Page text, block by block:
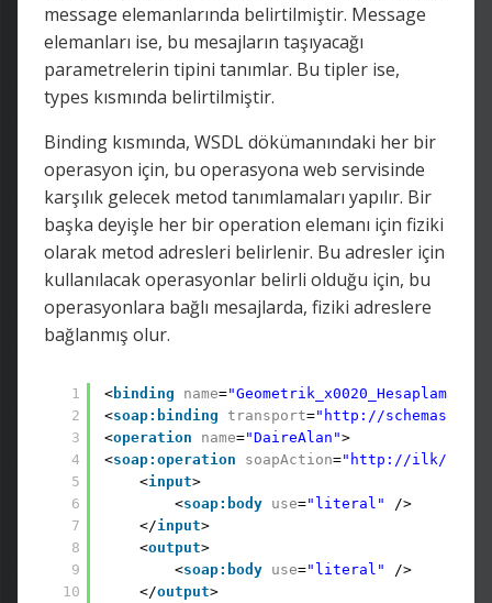
message elemanlarında belirtilmiştir. Message
elemanları ise, bu mesajların taşıyacağı
parametrelerin tipini tanımlar. Bu tipler ise,
types kısmında belirtilmiştir.
Binding kısmında, WSDL dökümanındaki her bir
operasyon için, bu operasyona web servisinde
karşılık gelecek metod tanımlamaları yapılır. Bir
başka deyişle her bir operation elemanı için fiziki
olarak metod adresleri belirlenir. Bu adresler için
kullanılacak operasyonlar belirli olduğu için, bu
operasyonlara bağlı mesajlarda, fiziki adreslere
bağlanmış olur.
1
2
3
4
5
6
7
8
9
10
<binding name=
<soap:binding transport="http://
<operation name="DaireAlan">
<soap:operation soapAction="http://ilk/
<input>
<soap:body use="literal"
/>
</input>
<output>
<soap:body use="literal"
/>
</output>